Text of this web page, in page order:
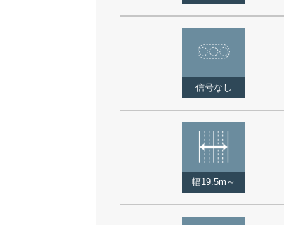
信号なし
幅19.5m～